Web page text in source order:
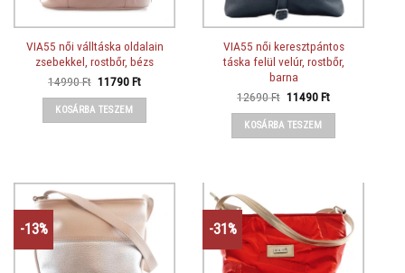
VIA55 női válltáska oldalain
zsebekkel, rostbőr, bézs
14990Ft Original
was:
14990 Ft.
11790FtCurrent
KOSÁRBA TESZEM
VIA55 női keresztpántos
táska felül velúr, rostbőr,
barna
12690Ft Original
was:
12690 Ft.
11490FtCurrent
KOSÁRBA TESZEM
-13% -31%